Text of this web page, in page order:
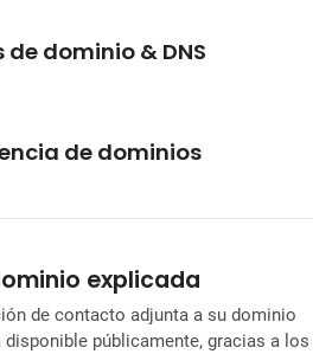
de dominio & DNS
de dominios
explicada
de contacto adjunta a su dominio
públicamente, gracias a los